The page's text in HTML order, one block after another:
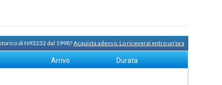
di N93232 dal 1998?Acquista adesso. Lo riceverai entro un'ora
Arrivo Durata